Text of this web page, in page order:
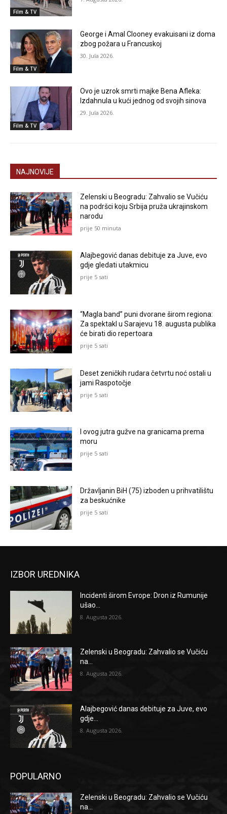
Film & TV
Film & TV
George i Amal Clooney evakuisani iz doma
zbog požara u Francuskoj
30. Jula 2026.
Film & TV
Ovo je uzrok smrti majke Bena Afleka:
Izdahnula u kući jednog od svojih sinova
29. Jula 2026.
NAJNOVIJE
Zelenski u Beogradu: Zahvalio se Vučiću
na podršci koju Srbija pruža ukrajinskom
narodu
prije 50 minuta
Alajbegović danas debituje za Juve, evo
gdje gledati utakmicu
prije 5 sati
“Magla band” puni dvorane širom regiona:
Za spektakl u Sarajevu 18. augusta publika
će birati dio repertoara
prije 5 sati
Deset zeničkih rudara četvrtu noć ostali u
jami Raspotočje
prije 5 sati
I ovog jutra gužve na granicama prema
moru
prije 5 sati
Državljanin BiH (75) izboden u prihvatilištu
za beskućnike
prije 5 sati
IZBOR UREDNIKA
Incidenti širom Evrope: Dron iz Rumunije
ušao...
8. Augusta 2026.
Zelenski u Beogradu: Zahvalio se Vučiću
na...
8. Augusta 2026.
Alajbegović danas debituje za Juve, evo
gdje...
8. Augusta 2026.
POPULARNO
Zelenski u Beogradu: Zahvalio se Vučiću
na...